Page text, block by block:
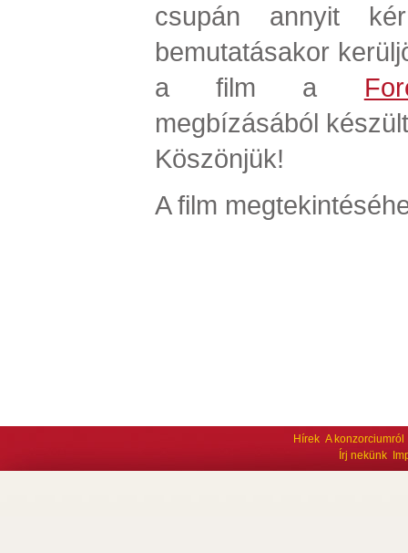
csupán annyit
bemutatásakor
a film a
megbízásából
Köszönjük!
A film
Hírek A konzorciumról
Írj nekünk